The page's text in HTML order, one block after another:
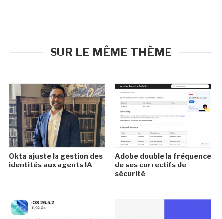
SUR LE MÊME THÈME
Okta ajuste la gestion des
identités aux agents IA
Adobe double la fréquence
de ses correctifs de
sécurité